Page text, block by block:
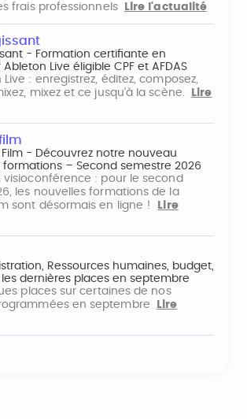
frais professionnels
Lire l'actualité
- Formation certifiante en
Live éligible CPF et AFDAS
: enregistrez, éditez, composez,
mixez et ce jusqu'à la scène.
Lire
Film - Découvrez notre nouveau
– Second semestre 2026
visioconférence : pour le second
les nouvelles formations de la
sont désormais en ligne !
Lire
Ressources humaines, budget,
dernières places en septembre
places sur certaines de nos
en septembre
Lire